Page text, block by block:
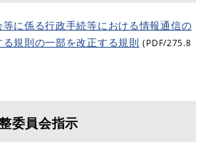
に係る行政手続等における情報通信の
規則の一部を改正する規則 (PDF/275.8
委員会指示